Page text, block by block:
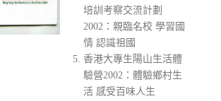
培訓考察交流計劃
2002：親臨名校 學習國
情 認識祖國
香港大專生陽山生活體
驗營2002：體驗鄉村生
活 感受百味人生